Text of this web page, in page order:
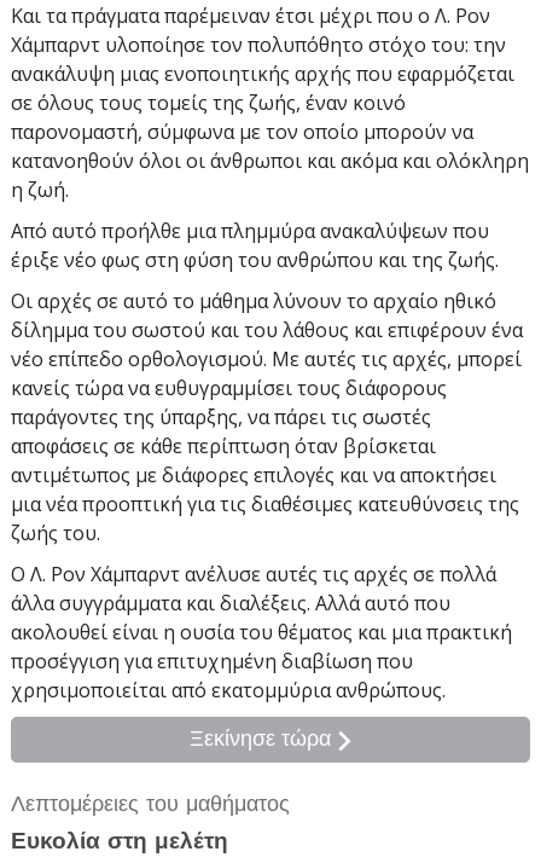
Και τα πράγματα παρέμειναν έτσι μέχρι που ο Λ. Ρον
Χάμπαρντ υλοποίησε τον πολυπόθητο στόχο του: την
ανακάλυψη μιας ενοποιητικής αρχής που εφαρμόζεται
σε όλους τους τομείς της ζωής, έναν κοινό
παρονομαστή, σύμφωνα με τον οποίο μπορούν να
κατανοηθούν όλοι οι άνθρωποι και ακόμα και ολόκληρη
η ζωή.
Από αυτό προήλθε μια πλημμύρα ανακαλύψεων που
έριξε νέο φως στη φύση του ανθρώπου και της ζωής.
Οι αρχές σε αυτό το μάθημα λύνουν το αρχαίο ηθικό
δίλημμα του σωστού και του λάθους και επιφέρουν ένα
νέο επίπεδο ορθολογισμού. Με αυτές τις αρχές, μπορεί
κανείς τώρα να ευθυγραμμίσει τους διάφορους
παράγοντες της ύπαρξης, να πάρει τις σωστές
αποφάσεις σε κάθε περίπτωση όταν βρίσκεται
αντιμέτωπος με διάφορες επιλογές και να αποκτήσει
μια νέα προοπτική για τις διαθέσιμες κατευθύνσεις της
ζωής του.
Ο Λ. Ρον Χάμπαρντ ανέλυσε αυτές τις αρχές σε πολλά
άλλα συγγράμματα και διαλέξεις. Αλλά αυτό που
ακολουθεί είναι η ουσία του θέματος και μια πρακτική
προσέγγιση για επιτυχημένη διαβίωση που
χρησιμοποιείται από εκατομμύρια ανθρώπους.
Ξεκίνησε τώρα
Λεπτομέρειες του μαθήματος
Ευκολία στη μελέτη